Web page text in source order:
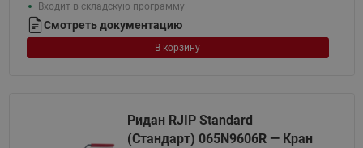
Входит в складскую программу
Смотреть документацию
В корзину
Ридан RJIP Standard
(Стандарт) 065N9606R — Кран